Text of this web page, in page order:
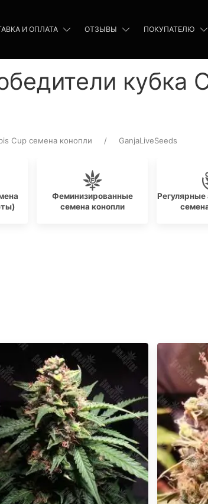
И ОПЛАТА ОТЗЫВЫ ПОКУПАТЕЛЮ
кубка
Cup семена конопли GanjaLiveSeeds
Феминизированные
семена конопли